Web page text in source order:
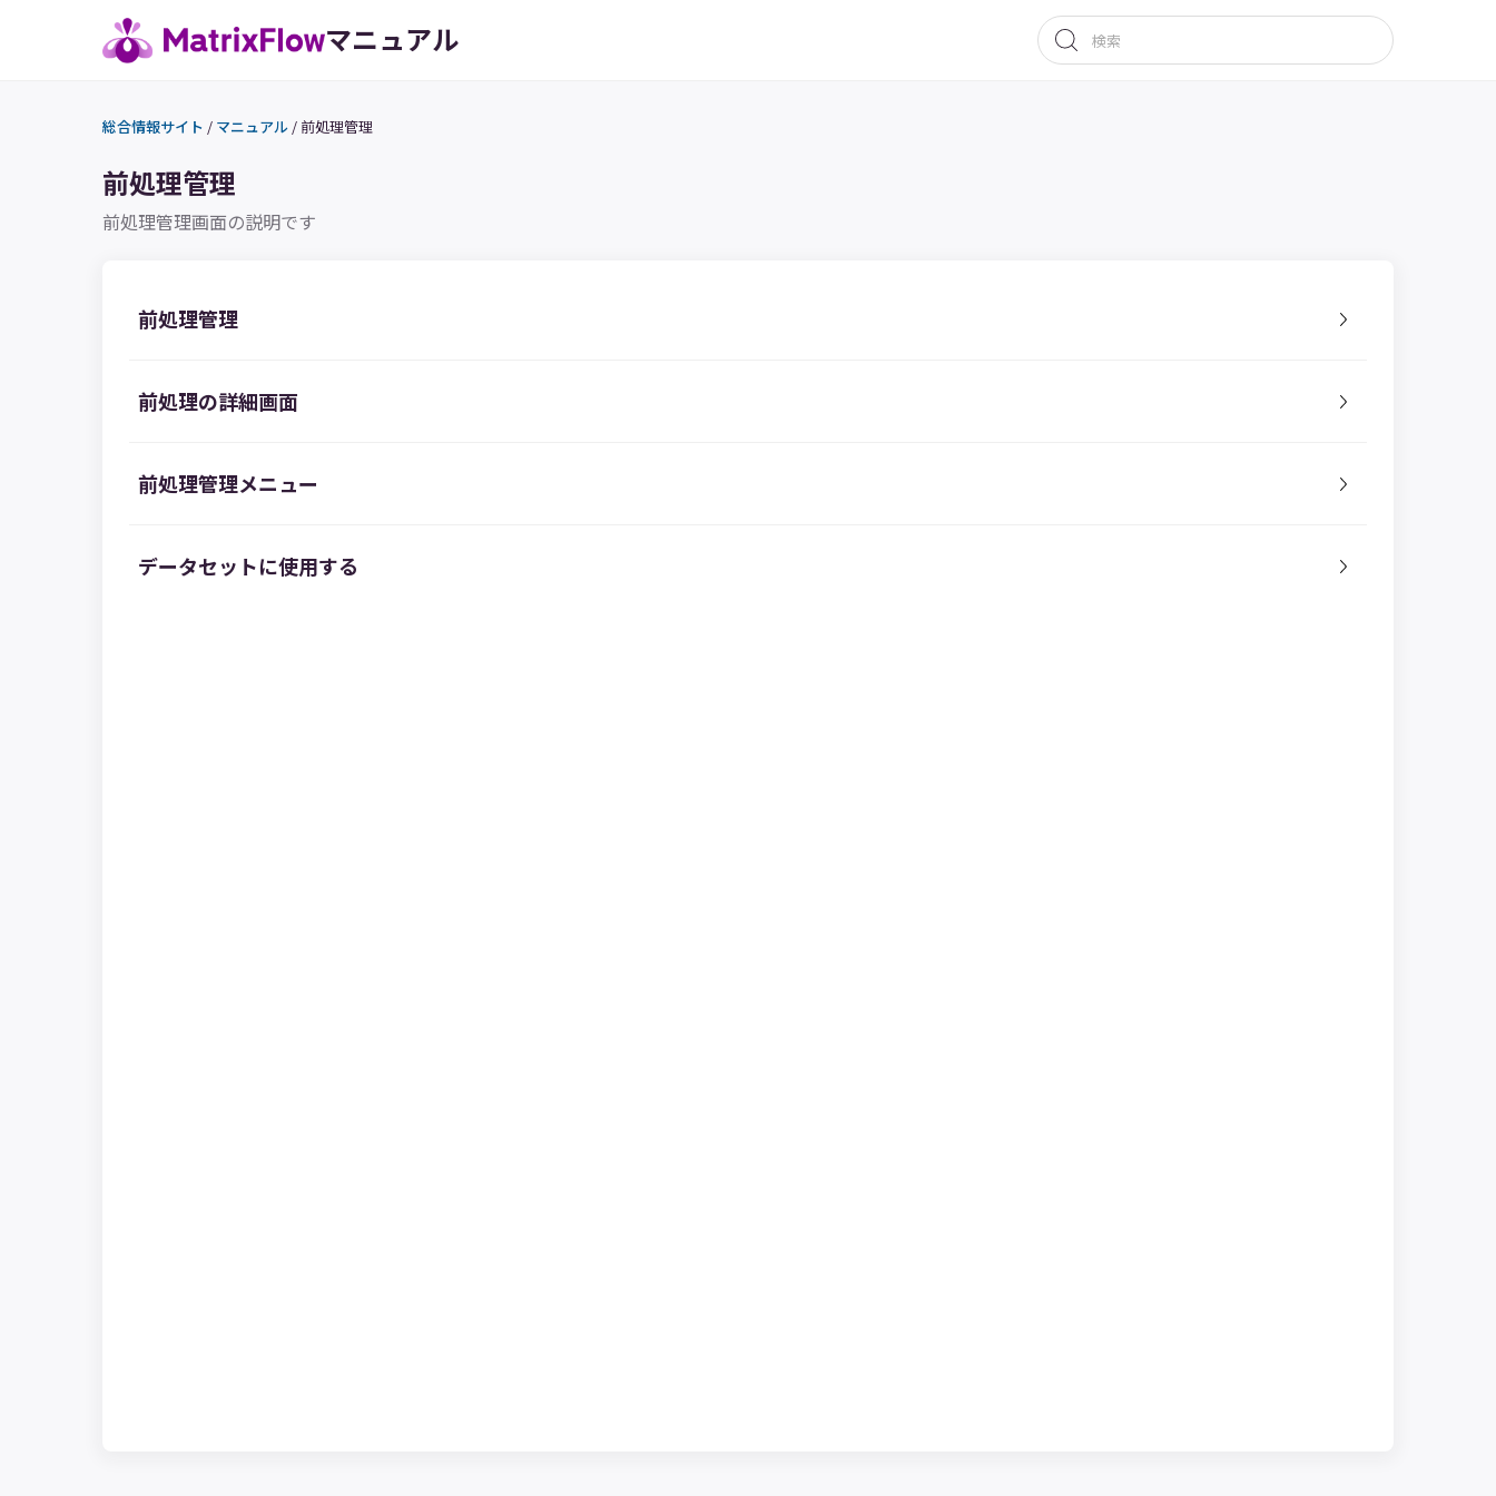
マニュアル
総合情報サイト / マニュアル / 前処理管理
前処理管理
前処理管理画面の説明です
前処理管理
前処理の詳細画面
前処理管理メニュー
データセットに使用する